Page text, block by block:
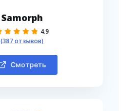
Samorph
4.9
(387 отзывов)
Смотреть